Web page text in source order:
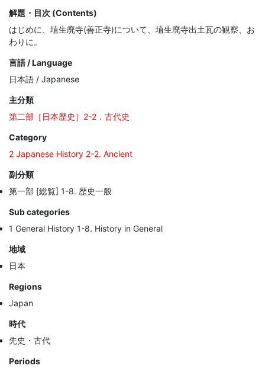
解題・目次 (Contents)
はじめに、埴生廃寺(善正寺)について、埴生廃寺出土瓦の観察、お
わりに。
言語 / Language
日本語 / Japanese
主分類
第二部［日本歴史］2-2．古代史
Category
2 Japanese History 2-2. Ancient
副分類
第一部 [総覧] 1-8. 歴史一般
Sub categories
1 General History 1-8. History in General
地域
日本
Regions
Japan
時代
先史・古代
Periods